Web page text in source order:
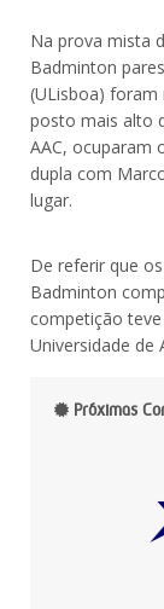
Na prova mista
Badminton
(ULisboa) foram
posto mais alto
AAC, ocuparam
dupla com
lugar.
De referir que
Badminton
competição
Universidade de
Próximas